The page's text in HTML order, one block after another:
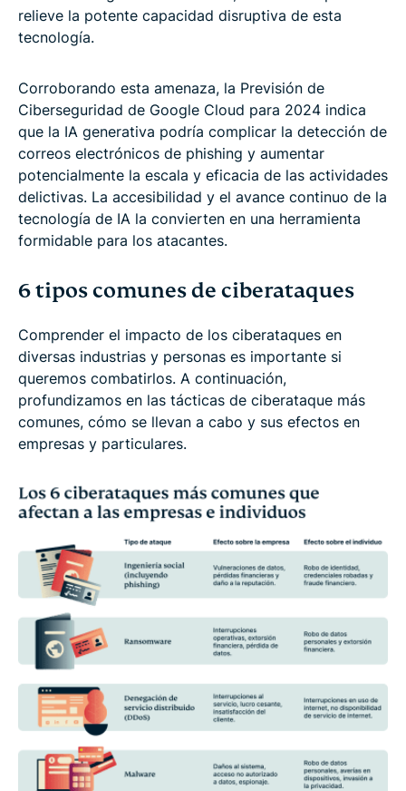
relieve la potente capacidad disruptiva de esta
tecnología.
Corroborando esta amenaza, la Previsión de
Ciberseguridad de Google Cloud para 2024 indica
que la IA generativa podría complicar la detección de
correos electrónicos de phishing y aumentar
potencialmente la escala y eficacia de las actividades
delictivas. La accesibilidad y el avance continuo de la
tecnología de IA la convierten en una herramienta
formidable para los atacantes.
6 tipos comunes de ciberataques
Comprender el impacto de los ciberataques en
diversas industrias y personas es importante si
queremos combatirlos. A continuación,
profundizamos en las tácticas de ciberataque más
comunes, cómo se llevan a cabo y sus efectos en
empresas y particulares.